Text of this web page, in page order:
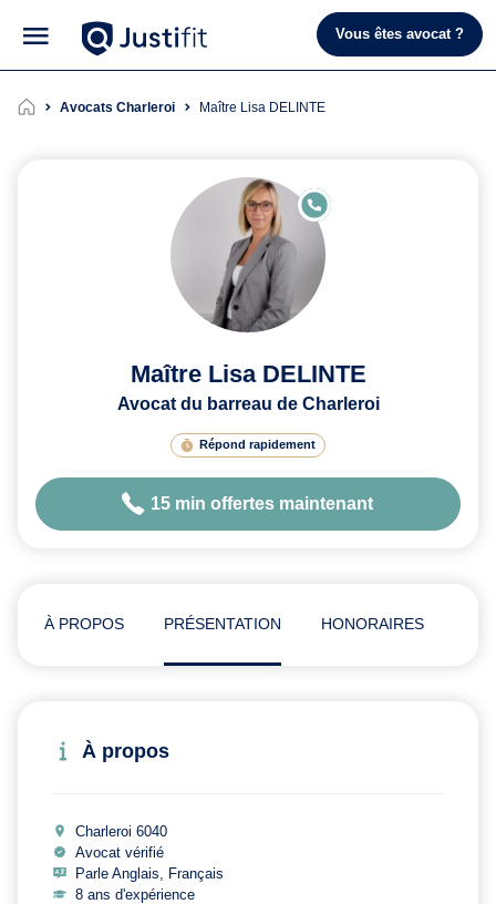
Vous êtes avocat ?
Avocats Charleroi Maître Lisa DELINTE
E
N
Maître Lisa DELINTE
Avocat du barreau de Charleroi
Répond rapidement
15 min offertes maintenant
À PROPOS PRÉSENTATION HONORAIRES
À propos
Charleroi 6040
Avocat vérifié
Parle Anglais, Français
8 ans d'expérience